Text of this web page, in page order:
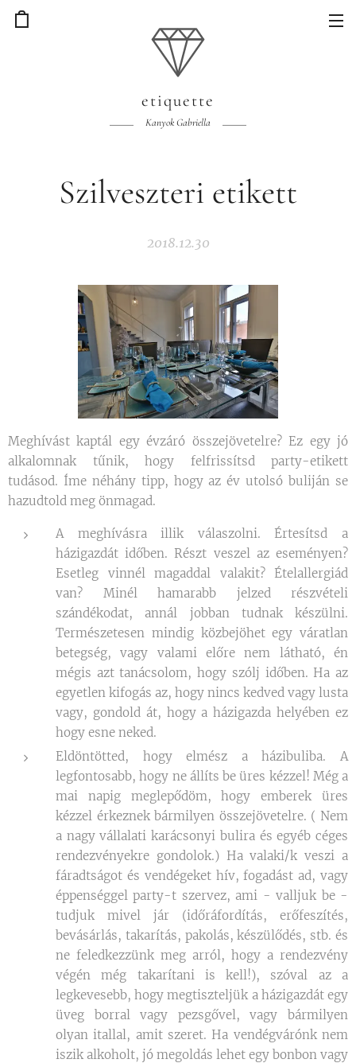
etiquette
Kanyok Gabriella
Szilveszteri etikett
2018.12.30
Meghívást kaptál egy évzáró összejövetelre? Ez egy jó
alkalomnak tűnik, hogy felfrissítsd party-etikett
tudásod. Íme néhány tipp, hogy az év utolsó buliján se
hazudtold meg önmagad.
A meghívásra illik válaszolni. Értesítsd a
házigazdát időben. Részt veszel az eseményen?
Esetleg vinnél magaddal valakit? Ételallergiád
van? Minél hamarabb jelzed részvételi
szándékodat, annál jobban tudnak készülni.
Természetesen mindig közbejöhet egy váratlan
betegség, vagy valami előre nem látható, én
mégis azt tanácsolom, hogy szólj időben. Ha az
egyetlen kifogás az, hogy nincs kedved vagy lusta
vagy, gondold át, hogy a házigazda helyében ez
hogy esne neked.
Eldöntötted, hogy elmész a házibuliba. A
legfontosabb, hogy ne állíts be üres kézzel! Még a
mai napig meglepődöm, hogy emberek üres
kézzel érkeznek bármilyen összejövetelre. ( Nem
a nagy vállalati karácsonyi bulira és egyéb céges
rendezvényekre gondolok.) Ha valaki/k veszi a
fáradtságot és vendégeket hív, fogadást ad, vagy
éppenséggel party-t szervez, ami - valljuk be -
tudjuk mivel jár (időráfordítás, erőfeszítés,
bevásárlás, takarítás, pakolás, készülődés, stb. és
ne feledkezzünk meg arról, hogy a rendezvény
végén még takarítani is kell!), szóval az a
legkevesebb, hogy megtiszteljük a házigazdát egy
üveg borral vagy pezsgővel, vagy bármilyen
olyan itallal, amit szeret. Ha vendégvárónk nem
iszik alkoholt, jó megoldás lehet egy bonbon vagy